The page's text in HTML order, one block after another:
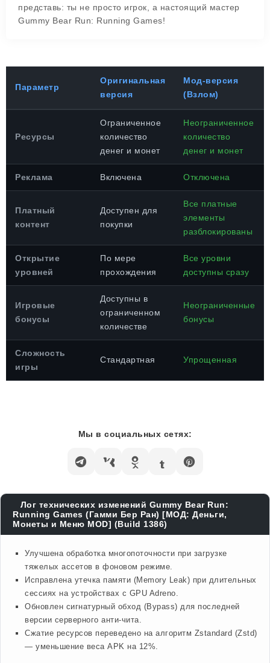
представь: ты не просто игрок, а настоящий мастер
Gummy Bear Run: Running Games!
Параметр
Оригинальная
версия
Мод-версия
(Взлом)
Ресурсы
Ограниченное
количество
денег и монет
Неограниченное
количество
денег и монет
Реклама Включена Отключена
Платный
контент
Доступен для
покупки
Все платные
элементы
разблокированы
Открытие
уровней
По мере
прохождения
Все уровни
доступны сразу
Игровые
бонусы
Доступны в
ограниченном
количестве
Неограниченные
бонусы
Сложность
игры
Стандартная Упрощенная
Мы в социальных сетях:
Лог технических изменений Gummy Bear Run:
Running Games (Гамми Бер Ран) [МОД: Деньги,
Монеты и Меню MOD] (Build 1386)
Улучшена обработка многопоточности при загрузке
тяжелых ассетов в фоновом режиме.
Исправлена утечка памяти (Memory Leak) при длительных
сессиях на устройствах с GPU Adreno.
Обновлен сигнатурный обход (Bypass) для последней
версии серверного анти-чита.
Сжатие ресурсов переведено на алгоритм Zstandard (Zstd)
— уменьшение веса APK на 12%.